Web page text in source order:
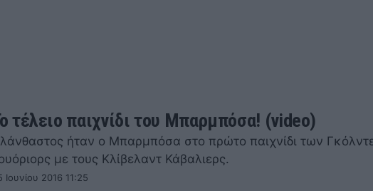
τέλειο παιχνίδι του Μπαρμπόσα! (video)
ήταν ο Μπαρμπόσα στο πρώτο παιχνίδι των
με τους Κλίβελαντ Κάβαλιερς.
Ιουνίου 2016 11:25